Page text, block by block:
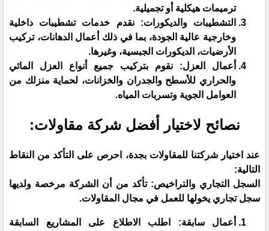
ترميمات هيكلية أو تجميلية.
​التشطيبات والديكورات: نقدم خدمات تشطيبات داخلية
وخارجية عالية الجودة، بما في ذلك أعمال الدهانات، تركيب
الأرضيات، الديكورات الجبسية، وغيرها.
​أعمال العزل: نقوم بتركيب جميع أنواع العزل المائي
والحراري للأسطح والجدران والخزانات، لحماية منزلك من
العوامل الجوية وتسربات المياه.
​نصائح لاختيار أفضل شركة مقاولات:
​عند اختيار شركتنا للمقاولات بجدة، احرص على التأكد من النقاط
التالية:
​السجل التجاري والتراخيص: تأكد من أن الشركة مرخصة ولديها
سجل تجاري يخولها للعمل في مجال المقاولات.
​أعمال سابقة: اطلب الاطلاع على المشاريع السابقة